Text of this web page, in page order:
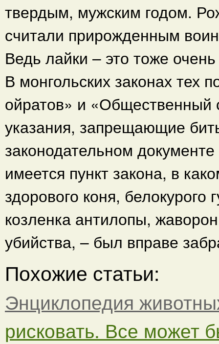
твердым, мужским годом.
считали прирожденным
Ведь лайки – это тоже
В монгольских законах тех
ойратов» и «Общественный
указания, запрещающие
законодательном
имеется пункт закона, в
здорового коня,
козленка антилопы,
убийства, – был вправе
Похожие статьи:
Энциклопедия
рисковать. Все может